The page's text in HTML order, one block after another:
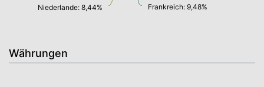
Frankreich: 9,48%
Niederlande: 8,44%
Währungen